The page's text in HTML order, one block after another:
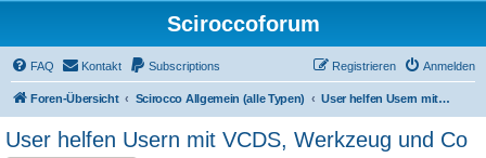
Sciroccoforum
FAQ Kontakt Subscriptions Anmelden
Registrieren
Foren-Übersicht Scirocco Allgemein (alle Typen) User helfen Usern mit VCDS, Werkzeug und Co
User helfen Usern mit VCDS, Werkzeug und Co